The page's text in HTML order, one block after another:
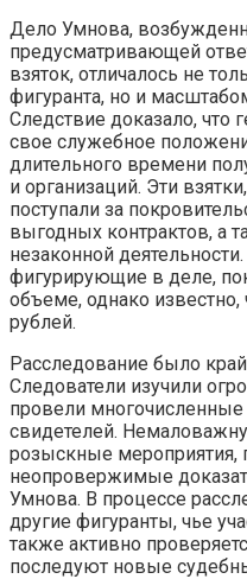
Дело Умнова,
предусматривающей
взяток, отличалось не
фигуранта, но и
Следствие доказало, что
свое служебное
длительного времени
и организаций. Эти
поступали за
выгодных контрактов, а
незаконной
фигурирующие в деле,
объеме, однако
рублей.
Расследование было
Следователи изучили
провели
свидетелей.
розыскные мероприятия,
неопровержимые
Умнова. В процессе
другие фигуранты, чье
также активно
последуют новые